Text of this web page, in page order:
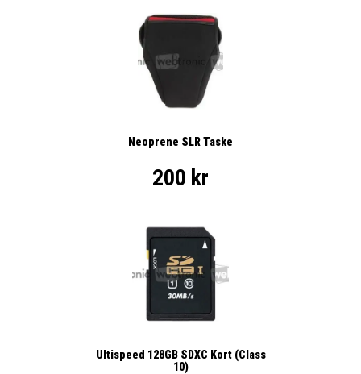
Neoprene SLR Taske
200 kr
Ultispeed 128GB SDXC Kort (Class
10)